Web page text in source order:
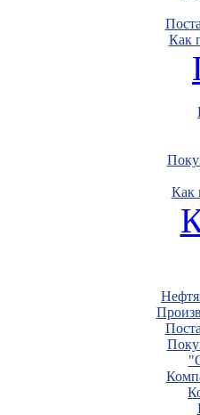
Как
Как